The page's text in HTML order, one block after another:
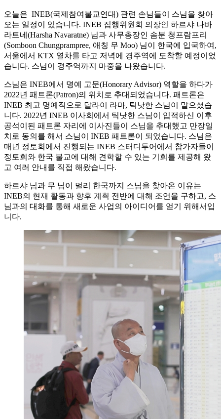
오늘은 INEB(국제참여불교연대) 관련 손님들이 스님을 찾아
오는 일정이 있습니다. INEB 집행위원회 의장인 하르샤 나바
라트네(Harsha Navaratne) 님과 사무총장인 솜분 청프람프리
(Somboon Chungprampree, 애칭 무 Moo) 님이 한국에 입국하여,
서울에서 KTX 열차를 타고 저녁에 경주역에 도착할 예정이었
습니다. 스님이 경주역까지 마중을 나왔습니다.
스님은 INEB에서 명예 고문(Honorary Advisor) 역할을 하다가
2022년 패트론(Patron)의 위치로 추대되었습니다. 패트론은
INEB 최고 명예직으로 달라이 라마, 틱낫한 스님이 맡으셨습
니다. 2022년 INEB 이사회에서 틱낫한 스님이 입적하신 이후
공석이된 패트론 자리에 이사진들이 스님을 추대했고 만장일
치로 동의를 해서 스님이 INEB 패트론이 되었습니다. 스님은
매년 정토회에서 진행되는 INEB 스터디투어에서 참가자들이
정토회와 한국 불교에 대해 견학할 수 있는 기회를 제공해 왔
고 여러 안내를 직접 해왔습니다.
하르샤 님과 무 님이 멀리 한국까지 스님을 찾아온 이유는
INEB의 현재 활동과 향후 계획 전반에 대해 조언을 구하고, 스
님과의 대화를 통해 새로운 사업의 아이디어를 얻기 위해서입
니다.